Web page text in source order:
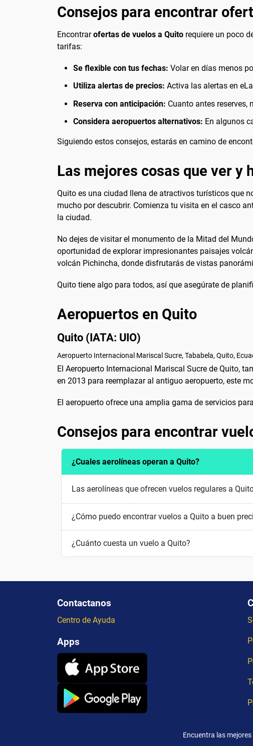
Consejos para encontrar
Encontrarofertas de vuelos a Quito requiere un poco
tarifas:
Se flexible con tus fechas: Volar en días menos
Utiliza alertas de precios: Activa las alertas en
Reserva con anticipación: Cuanto antes reserves,
Considera aeropuertos alternativos: En algunos
Siguiendo estos consejos, estarás en camino de
Las mejores cosas que ver y
Quito es una ciudad llena de atractivos turísticos que
mucho por descubrir. Comienza tu visita en el casco
la ciudad.
No dejes de visitar el monumento de la Mitad del
oportunidad de explorar impresionantes paisajes
volcán Pichincha, donde disfrutarás de vistas
Quito tiene algo para todos, así que asegúrate de
Aeropuertos en Quito
Quito (IATA: UIO)
Aeropuerto Internacional Mariscal Sucre, Tababela, Quito,
El Aeropuerto Internacional Mariscal Sucre de Quito,
en 2013 para reemplazar al antiguo aeropuerto, este
El aeropuerto ofrece una amplia gama de servicios
Consejos para encontrar
¿Cuales aerolíneas operan a Quito?
Las aerolíneas que ofrecen vuelos regulares a
¿Cómo puedo encontrar vuelos a Quito a buen
¿Cuánto cuesta un vuelo a Quito?
Contactanos
Centro de Ayuda
Apps
Encuentra las